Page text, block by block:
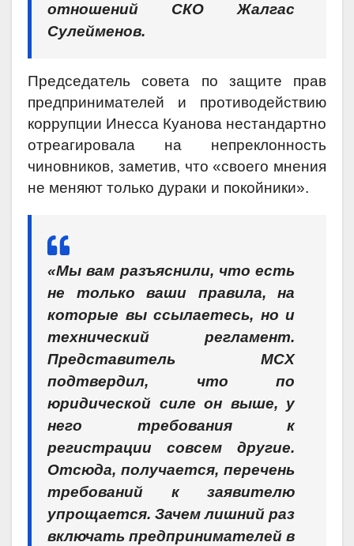
отношений СКО Жалгас
Сулейменов.
Председатель совета по защите прав
предпринимателей и противодействию
коррупции Инесса Куанова нестандартно
отреагировала на непреклонность
чиновников, заметив, что «своего мнения
не меняют только дураки и покойники».
«Мы вам разъяснили, что есть
не только ваши правила, на
которые вы ссылаетесь, но и
технический регламент.
Представитель МСХ
подтвердил, что по
юридической силе он выше, у
него требования к
регистрации совсем другие.
Отсюда, получается, перечень
требований к заявителю
упрощается. Зачем лишний раз
включать предпринимателей в